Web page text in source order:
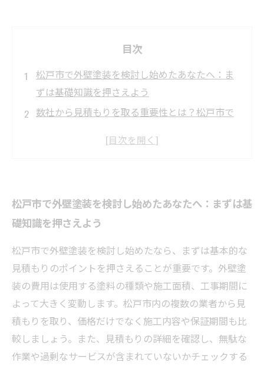
目次
松戸市で外壁塗装を検討し始めたあなたへ：ま
ずは基礎知識を押さえよう
数社から見積もりを取る重要性とは？松戸市で
見積もりの中身を見極めるポイント：松戸市の
カットする具体的なテクニック
節約しながら質を落とさない！松戸市で理想の
外壁塗装を成功させるために
松戸市の外壁塗装で費用を抑えたい方必見：今
すぐ始められる実践ガイド
外壁塗装の見積もり比較が初めてでも安心！松
戸市住民のための節約ポイントまとめ
松戸市で外壁塗装を検討し始めたあなたへ：まずは基
礎知識を押さえよう
松戸市で外壁塗装を検討し始めたなら、まずは基本的な
見積もりのポイントを押さえることが重要です。外壁塗
装の費用は使用する塗料の種類や施工面積、工事期間に
よって大きく変動します。松戸市内の複数の業者から見
積もりを取り、価格だけでなく施工内容や保証期間も比
較しましょう。また、見積もりの詳細を確認し、無駄な
作業や過剰なサービスが含まれていないかチェックする